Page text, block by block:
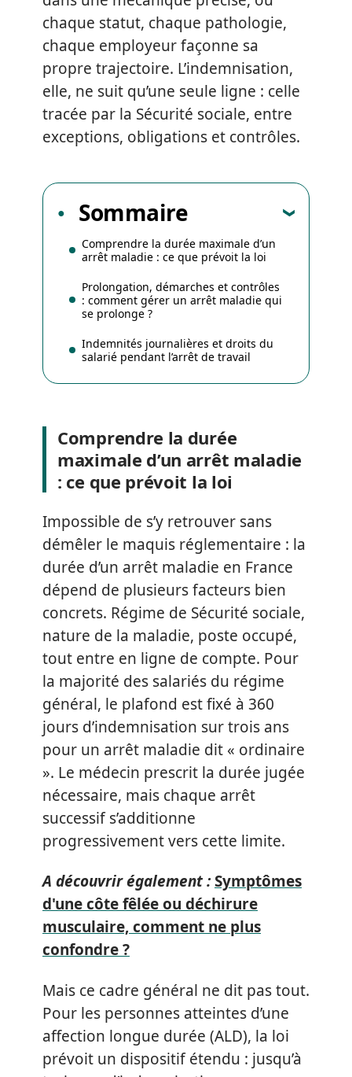
chaque statut, chaque pathologie,
chaque employeur façonne sa
propre trajectoire. L’indemnisation,
elle, ne suit qu’une seule ligne : celle
tracée par la Sécurité sociale, entre
exceptions, obligations et contrôles.
Sommaire
Comprendre la durée maximale d’un
arrêt maladie : ce que prévoit la loi
Prolongation, démarches et contrôles
: comment gérer un arrêt maladie qui
se prolonge ?
Indemnités journalières et droits du
salarié pendant l’arrêt de travail
Comprendre la durée
maximale d’un arrêt maladie
: ce que prévoit la loi
Impossible de s’y retrouver sans
démêler le maquis réglementaire : la
durée d’un arrêt maladie en France
dépend de plusieurs facteurs bien
concrets. Régime de Sécurité sociale,
nature de la maladie, poste occupé,
tout entre en ligne de compte. Pour
la majorité des salariés du régime
général, le plafond est fixé à 360
jours d’indemnisation sur trois ans
pour un arrêt maladie dit « ordinaire
». Le médecin prescrit la durée jugée
nécessaire, mais chaque arrêt
successif s’additionne
progressivement vers cette limite.
A découvrir également :Symptômes
d'une côte fêlée ou déchirure
musculaire, comment ne plus
confondre ?
Mais ce cadre général ne dit pas tout.
Pour les personnes atteintes d’une
affection longue durée (ALD), la loi
prévoit un dispositif étendu : jusqu’à